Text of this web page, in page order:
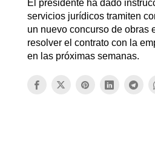
El presidente ha dado
servicios jurídicos tramiten
un nuevo concurso de obras
resolver el contrato con la
en las próximas semanas.